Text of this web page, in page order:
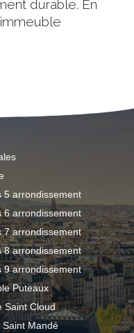
durable. En
5 arrondissement
6 arrondissement
7 arrondissement
8 arrondissement
9 arrondissement
Puteaux
Saint Cloud
Mandé